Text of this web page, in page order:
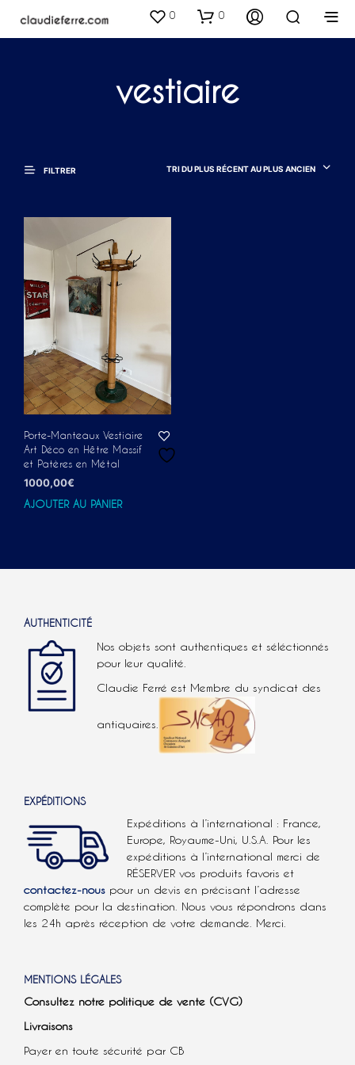
0 0
vestiaire
FILTRER TRI DU PLUS RÉCENT AU PLUS ANCIEN
Porte-Manteaux Vestiaire
Art Déco en Hêtre Massif
et Patères en Métal
1000,00€
AJOUTER AU PANIER
AUTHENTICITÉ
Nos objets sont authentiques et séléctionnés
pour leur qualité.
Claudie Ferré est Membre du syndicat des
antiquaires.
EXPÉDITIONS
Expéditions à l’international : France,
Europe, Royaume-Uni, U.S.A. Pour les
expéditions à l’international merci de
RÉSERVER vos produits favoris et
contactez-nous pour un devis en précisant l’adresse
complète pour la destination. Nous vous répondrons dans
les 24h après réception de votre demande. Merci.
MENTIONS LÉGALES
Consultez notre politique de vente (CVG)
Livraisons
Payer en toute sécurité par CB